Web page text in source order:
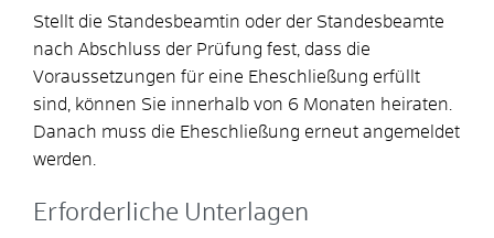
Stellt die Standesbeamtin oder der Standesbeamte
nach Abschluss der Prüfung fest, dass die
Voraussetzungen für eine Eheschließung erfüllt
sind, können Sie innerhalb von 6 Monaten heiraten.
Danach muss die Eheschließung erneut angemeldet
werden.
Erforderliche Unterlagen